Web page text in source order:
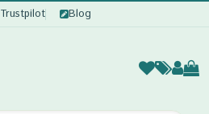
Trustpilot Blog